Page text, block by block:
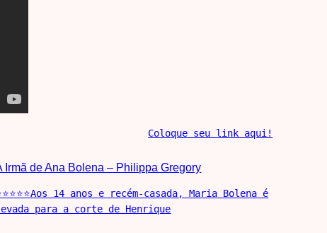
Coloque seu link aqui!
Irmã de Ana Bolena – Philippa Gregory
14 anos e recém-casada, Maria Bolena é
para a corte de Henrique